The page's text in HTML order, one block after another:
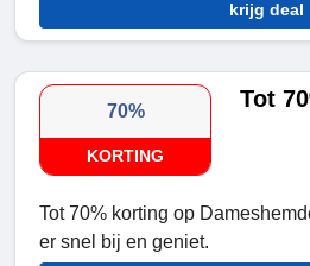
krijg deal
70%
KORTING
Tot
Tot 70% korting op
er snel bij en geniet.